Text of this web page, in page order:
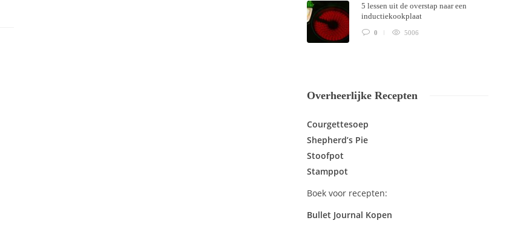
5 lessen uit de overstap naar een
inductiekookplaat
0 5006
Overheerlijke Recepten
Courgettesoep
Shepherd’s Pie
Stoofpot
Stamppot
Boek voor recepten:
Bullet Journal Kopen